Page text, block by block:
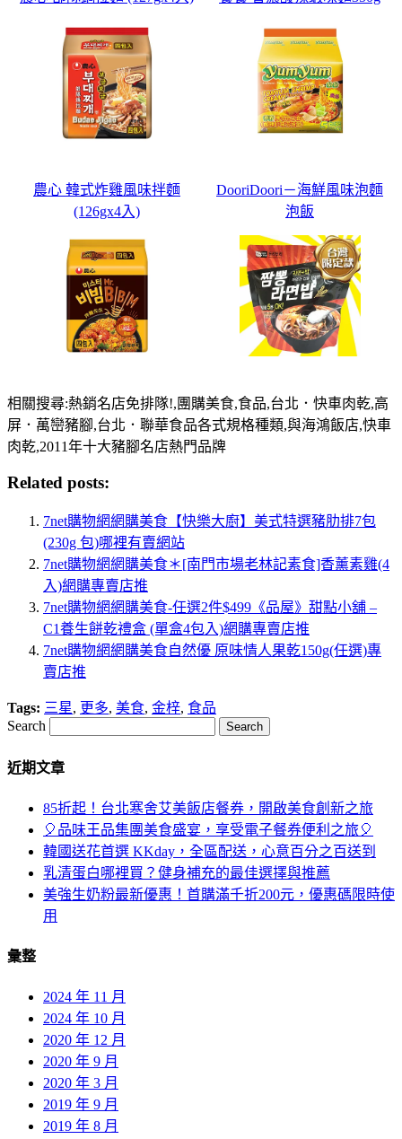
農心 韓式炸雞風味拌麵
(126gx4入)
DooriDoori－海鮮風味泡麵
泡飯
相關搜尋:熱銷名店免排隊!,團購美食,食品,台北．快車肉乾,高
屏．萬巒豬腳,台北．聯華食品各式規格種類,與海鴻飯店,快車
肉乾,2011年十大豬腳名店熱門品牌
Related posts:
7net購物網網購美食【快樂大廚】美式特選豬肋排7包
(230g 包)哪裡有賣網站
7net購物網網購美食＊[南門市場老林記素食]香薰素雞(4
入)網購專賣店推
7net購物網網購美食-任選2件$499《品屋》甜點小舖 –
C1養生餅乾禮盒 (單盒4包入)網購專賣店推
7net購物網網購美食自然優 原味情人果乾150g(任選)專
賣店推
Tags: 三星, 更多, 美食, 金梓, 食品
Search
近期文章
85折起！台北寒舍艾美飯店餐券，開啟美食創新之旅
🎈品味王品集團美食盛宴，享受電子餐券便利之旅🎈
韓國送花首選 KKday，全區配送，心意百分之百送到
乳清蛋白哪裡買？健身補充的最佳選擇與推薦
美強生奶粉最新優惠！首購滿千折200元，優惠碼限時使
用
彙整
2024 年 11 月
2024 年 10 月
2020 年 12 月
2020 年 9 月
2020 年 3 月
2019 年 9 月
2019 年 8 月